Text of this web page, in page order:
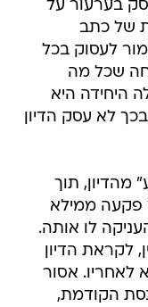
בערעור על
של כתב
לעסוק בכל
שכל מה
היחידה היא
לא עסק הדיון
מהדיון, תוך
פקעה ממילא
הכנסת ה-22, שהעניקה לו אותה.
לקראת הדיון
ולא לאחריו. אסור
הקודמת,